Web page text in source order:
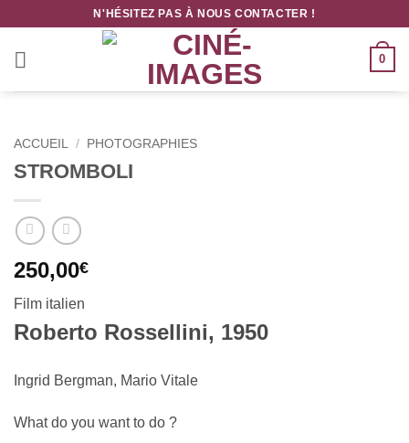
contenu
N'HÉSITEZ PAS À NOUS CONTACTER !
0
ACCUEIL / PHOTOGRAPHIES
STROMBOLI
250,00€
Film italien
Roberto Rossellini, 1950
Ingrid Bergman, Mario Vitale
What do you want to do ?